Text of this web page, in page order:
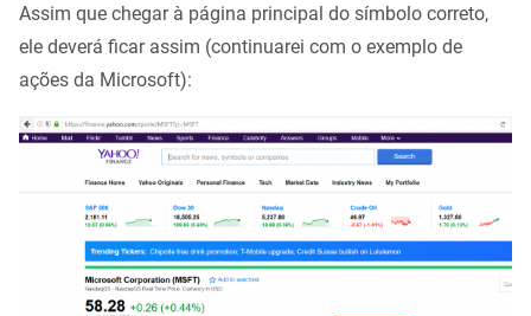
Assim que chegar à página principal do símbolo correto,
ele deverá ficar assim (continuarei com o exemplo de
ações da Microsoft):